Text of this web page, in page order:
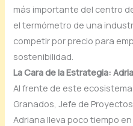
más importante del centro
el termómetro de una
competir por precio para
sostenibilidad.
La Cara de la Estrategia:
Al frente de este
Granados, Jefe de
Adriana lleva poco tiempo